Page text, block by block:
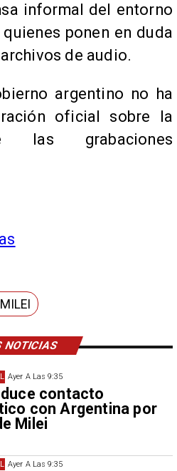
NOTICIAS
Ayer A Las 9:35
contacto
con Argentina por
Milei
Ayer A Las 9:35
informal del entorno
ponen en duda
de audio.
argentino no ha
oficial sobre la
las grabaciones